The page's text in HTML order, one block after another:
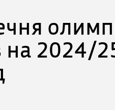
на 2024/